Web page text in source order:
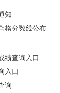
知
格分数线公布
绩查询入口
入口
询